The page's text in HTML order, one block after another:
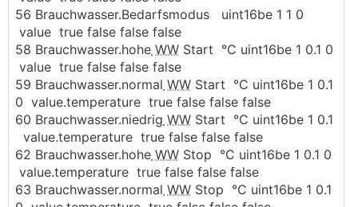
56 Brauchwasser.Bedarfsmodus uint16be 1 1 0
value true false false false
58 Brauchwasser.hohe WW Start °C uint16be 1 0.1 0
value true false false false
59 Brauchwasser.normal WW Start °C uint16be 1 0.1
0 value.temperature true false false false
60 Brauchwasser.niedrig WW Start °C uint16be 1 0.1
value.temperature true false false false
62 Brauchwasser.hohe WW Stop °C uint16be 1 0.1 0
value.temperature true false false false
63 Brauchwasser.normal WW Stop °C uint16be 1 0.1